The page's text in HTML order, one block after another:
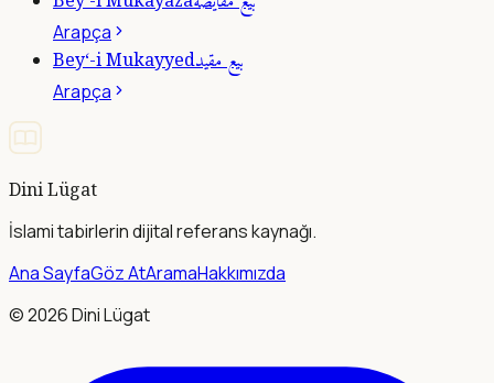
Arapça
Bey‘-i Mukayyedبيع مقيد
Arapça
Dini Lügat
İslami tabirlerin dijital referans kaynağı.
Ana SayfaGöz AtAramaHakkımızda
©2026Dini Lügat